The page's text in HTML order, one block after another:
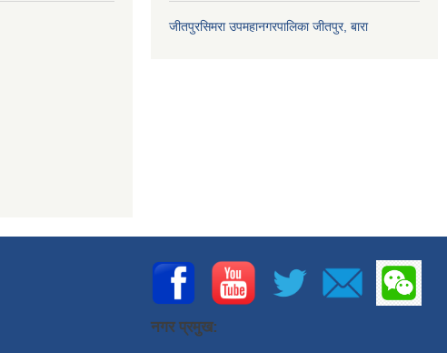
जीतपुरसिमरा उपमहानगरपालिका जीतपुर, बारा
नगर प्रमुख: